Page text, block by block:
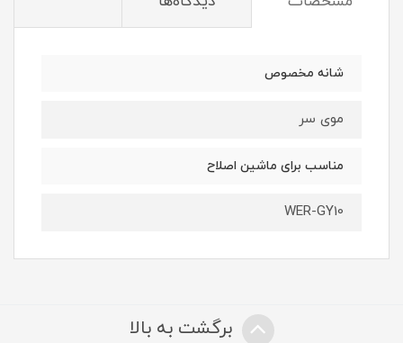
شانه مخصوص
موی سر
مناسب برای ماشین اصلاح
WER-GY10
برگشت به بالا